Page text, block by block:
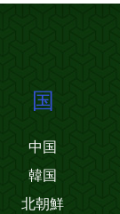
国
中国
韓国
北朝鮮